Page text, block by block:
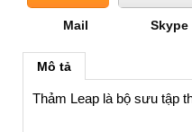
Mail Skype
Mô tả
Thảm Leap là bộ sưu tập